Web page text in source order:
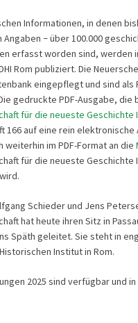
Informationen, in denen
– über 100.000
erfasst worden sind, werden
Rom publiziert. Die
eingepflegt und sind als
gedruckte PDF-Ausgabe, die
für die neueste Geschichte
166 auf eine rein
weiterhin im PDF-Format an die
für die neueste Geschichte
Schieder und Jens
hat heute ihren Sitz in
Späth geleitet. Sie steht in
Institut in Rom.
2025 sind verfügbar und